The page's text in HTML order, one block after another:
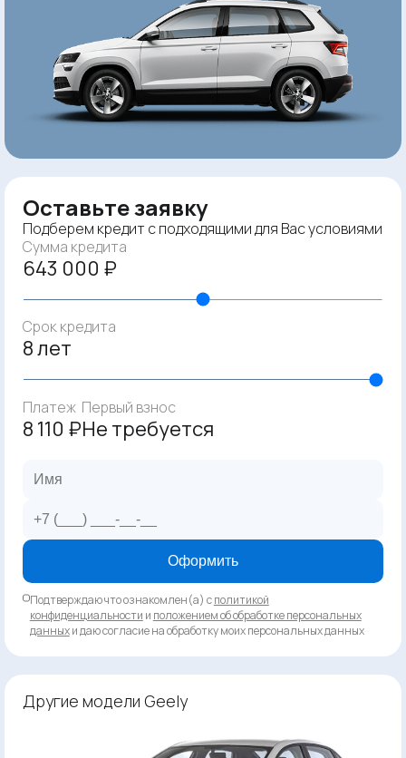
Оставьте заявку
Подберем кредит с подходящими для Вас условиями
Сумма кредита
643 000 ₽
Срок кредита
8 лет
Платеж
8 110 ₽
Первый взнос
Не требуется
Оформить
Подтверждаю что ознакомлен(а) сполитикой
конфиденциальности и положением об обработке персональных
данныхи даю согласие на обработку моих персональных данных
Другие модели Geely